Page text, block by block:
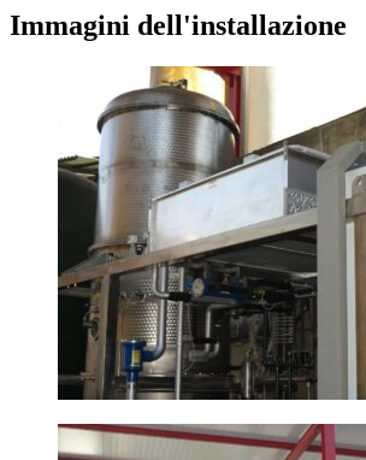
Immagini dell'installazione